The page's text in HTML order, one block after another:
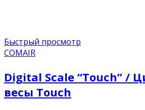
Быстрый просмотр
COMAIR
Digital Scale “Touch” /
весы Touch